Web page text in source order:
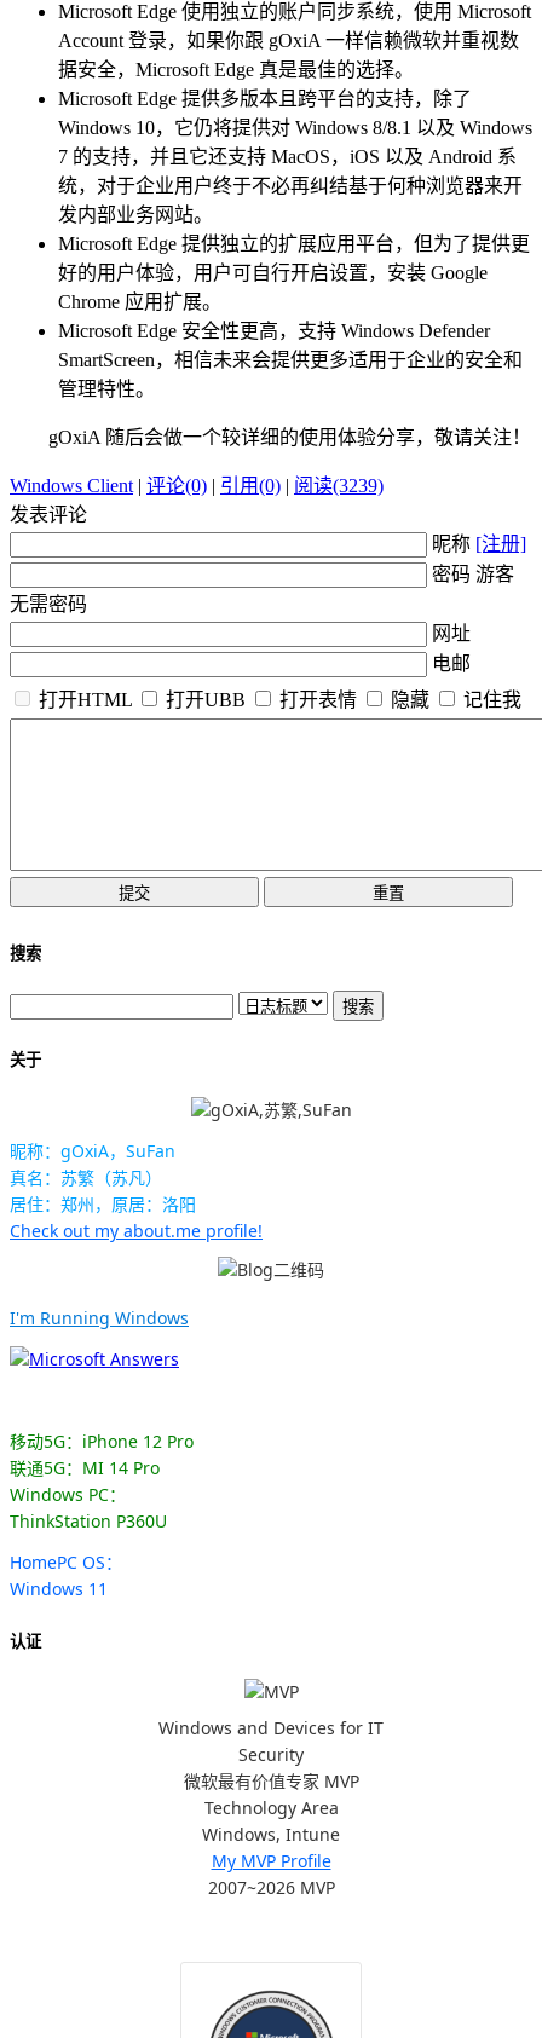
Microsoft Edge 使用独立的账户同步系统，使用 Microsoft
Account 登录，如果你跟 gOxiA 一样信赖微软并重视数
据安全，Microsoft Edge 真是最佳的选择。
Microsoft Edge 提供多版本且跨平台的支持，除了
Windows 10，它仍将提供对 Windows 8/8.1 以及 Windows
7 的支持，并且它还支持 MacOS，iOS 以及 Android 系
统，对于企业用户终于不必再纠结基于何种浏览器来开
发内部业务网站。
Microsoft Edge 提供独立的扩展应用平台，但为了提供更
好的用户体验，用户可自行开启设置，安装 Google
Chrome 应用扩展。
Microsoft Edge 安全性更高，支持 Windows Defender
SmartScreen，相信未来会提供更多适用于企业的安全和
管理特性。
gOxiA 随后会做一个较详细的使用体验分享，敬请关注！
Windows Client| 评论(0) | 引用(0) | 阅读(3239)
发表评论
昵称 [注册]
密码 游客
无需密码
网址
电邮
打开HTML
打开UBB 打开表情 隐藏 记住我
搜索
关于
昵称：gOxiA，SuFan
真名：苏繁（苏凡）
居住：郑州，原居：洛阳
Check out my about.me profile!
I'm Running Windows
移动5G：iPhone 12 Pro
联通5G：MI 14 Pro
Windows PC：
ThinkStation P360U
HomePC OS：
Windows 11
认证
Windows and Devices for IT
Security
微软最有价值专家 MVP
Technology Area
Windows, Intune
My MVP Profile
2007~2026 MVP